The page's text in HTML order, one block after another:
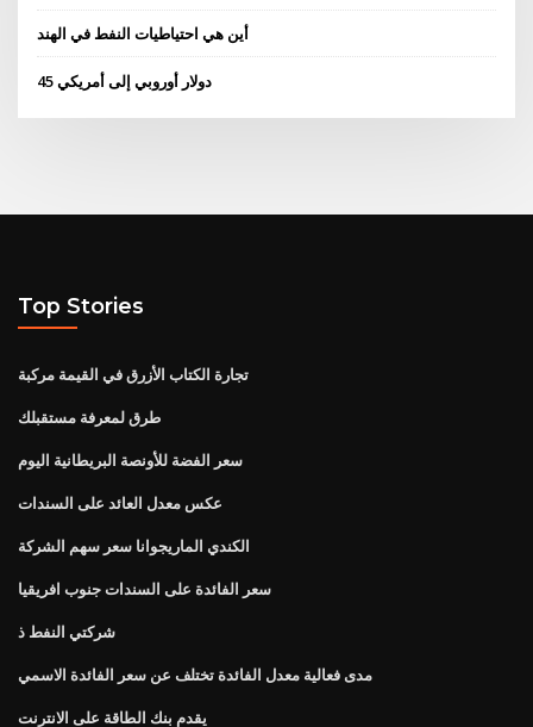
أين هي احتياطيات النفط في الهند
45 دولار أوروبي إلى أمريكي
Top Stories
تجارة الكتاب الأزرق في القيمة مركبة
طرق لمعرفة مستقبلك
سعر الفضة للأونصة البريطانية اليوم
عكس معدل العائد على السندات
الكندي الماريجوانا سعر سهم الشركة
سعر الفائدة على السندات جنوب افريقيا
شركتي النفط ذ
مدى فعالية معدل الفائدة تختلف عن سعر الفائدة الاسمي
يقدم بنك الطاقة على الانترنت